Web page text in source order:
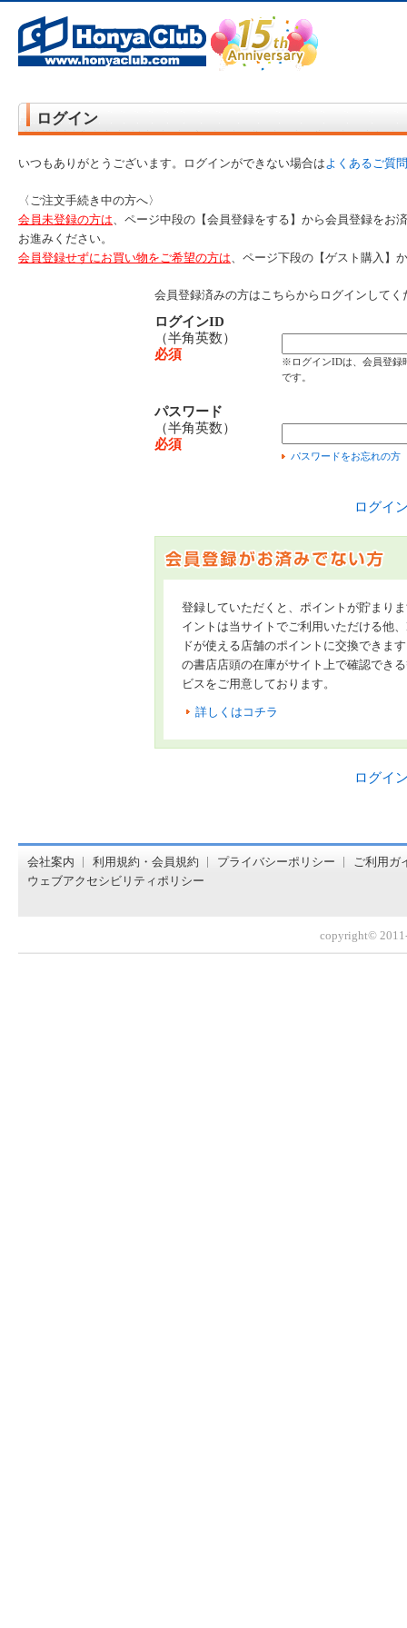
ど在庫も充実
ログイン
いつもありがとうございます。ログインができない場合はよくあるご質問
〈ご注文手続き中の方へ〉
会員未登録の方は、ページ中段の【会員登録をする】から会員登録をお
お進みください。
会員登録せずにお買い物をご希望の方は、ページ下段の【ゲスト購入】
会員登録済みの方はこちらからログインしてく
ログインID
（半角英数）
必須
※ログインIDは、会員登録
です。
パスワード
（半角英数）
必須
パスワードをお忘れの方
ログイ
登録していただくと、ポイントが貯まり
イントは当サイトでご利用いただける他
ドが使える店舗のポイントに交換できま
の書店店頭の在庫がサイト上で確認でき
ビスをご用意しております。
詳しくはコチラ
ログイ
会社案内 利用規約・会員規約 プライバシーポリシー
ご利用ガ
ウェブアクセシビリティポリシー
copyright©